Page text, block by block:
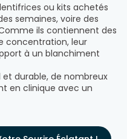
ou kits achetés
semaines, voire des
ils contiennent des
concentration, leur
à un blanchiment
durable, de nombreux
en clinique avec un